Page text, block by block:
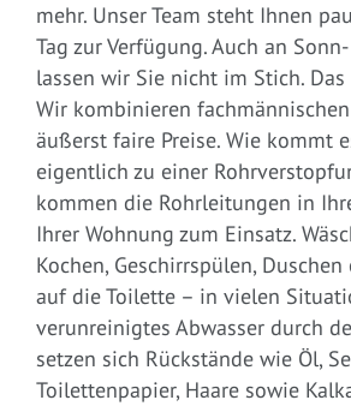
mehr. Unser Team steht Ihnen
Tag zur Verfügung. Auch an
lassen wir Sie nicht im Stich. Das
Wir kombinieren
äußerst faire Preise. Wie kommt
eigentlich zu einer
kommen die Rohrleitungen in
Ihrer Wohnung zum Einsatz.
Kochen, Geschirrspülen,
auf die Toilette – in vielen
verunreinigtes Abwasser durch
setzen sich Rückstände wie Öl,
Toilettenpapier, Haare sowie